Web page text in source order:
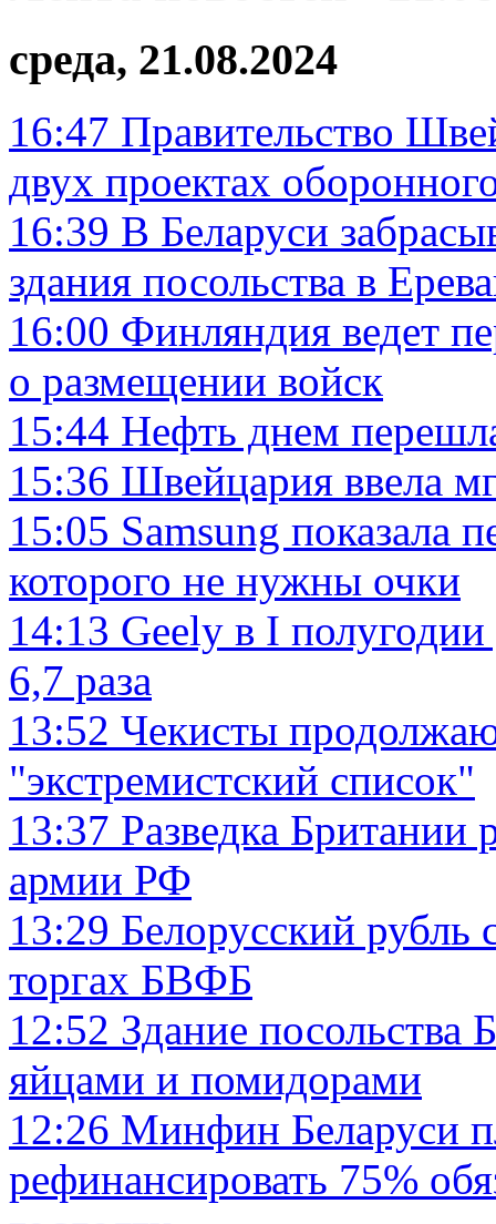
среда, 21.08.2024
16:47 Правительство
двух проектах
16:39 В Беларуси
здания посольства в
16:00 Финляндия ведет
о размещении войск
15:44 Нефть днем
15:36 Швейцария ввела
15:05 Samsung показала
которого не нужны очки
14:13 Geely в I
6,7 раза
13:52 Чекисты
"экстремистский список"
13:37 Разведка Британии
армии РФ
13:29 Белорусский рубль
торгах БВФБ
12:52 Здание посольства
яйцами и помидорами
12:26 Минфин Беларуси
рефинансировать 75%